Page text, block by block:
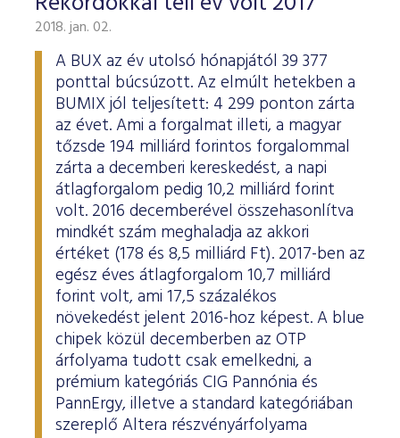
2018. jan. 02.
A BUX az év utolsó hónapjától 39 377
ponttal búcsúzott. Az elmúlt hetekben a
BUMIX jól teljesített: 4 299 ponton zárta
az évet. Ami a forgalmat illeti, a magyar
tőzsde 194 milliárd forintos forgalommal
zárta a decemberi kereskedést, a napi
átlagforgalom pedig 10,2 milliárd forint
volt. 2016 decemberével összehasonlítva
mindkét szám meghaladja az akkori
értéket (178 és 8,5 milliárd Ft). 2017-ben az
egész éves átlagforgalom 10,7 milliárd
forint volt, ami 17,5 százalékos
növekedést jelent 2016-hoz képest. A blue
chipek közül decemberben az OTP
árfolyama tudott csak emelkedni, a
prémium kategóriás CIG Pannónia és
PannErgy, illetve a standard kategóriában
szereplő Altera részvényárfolyama